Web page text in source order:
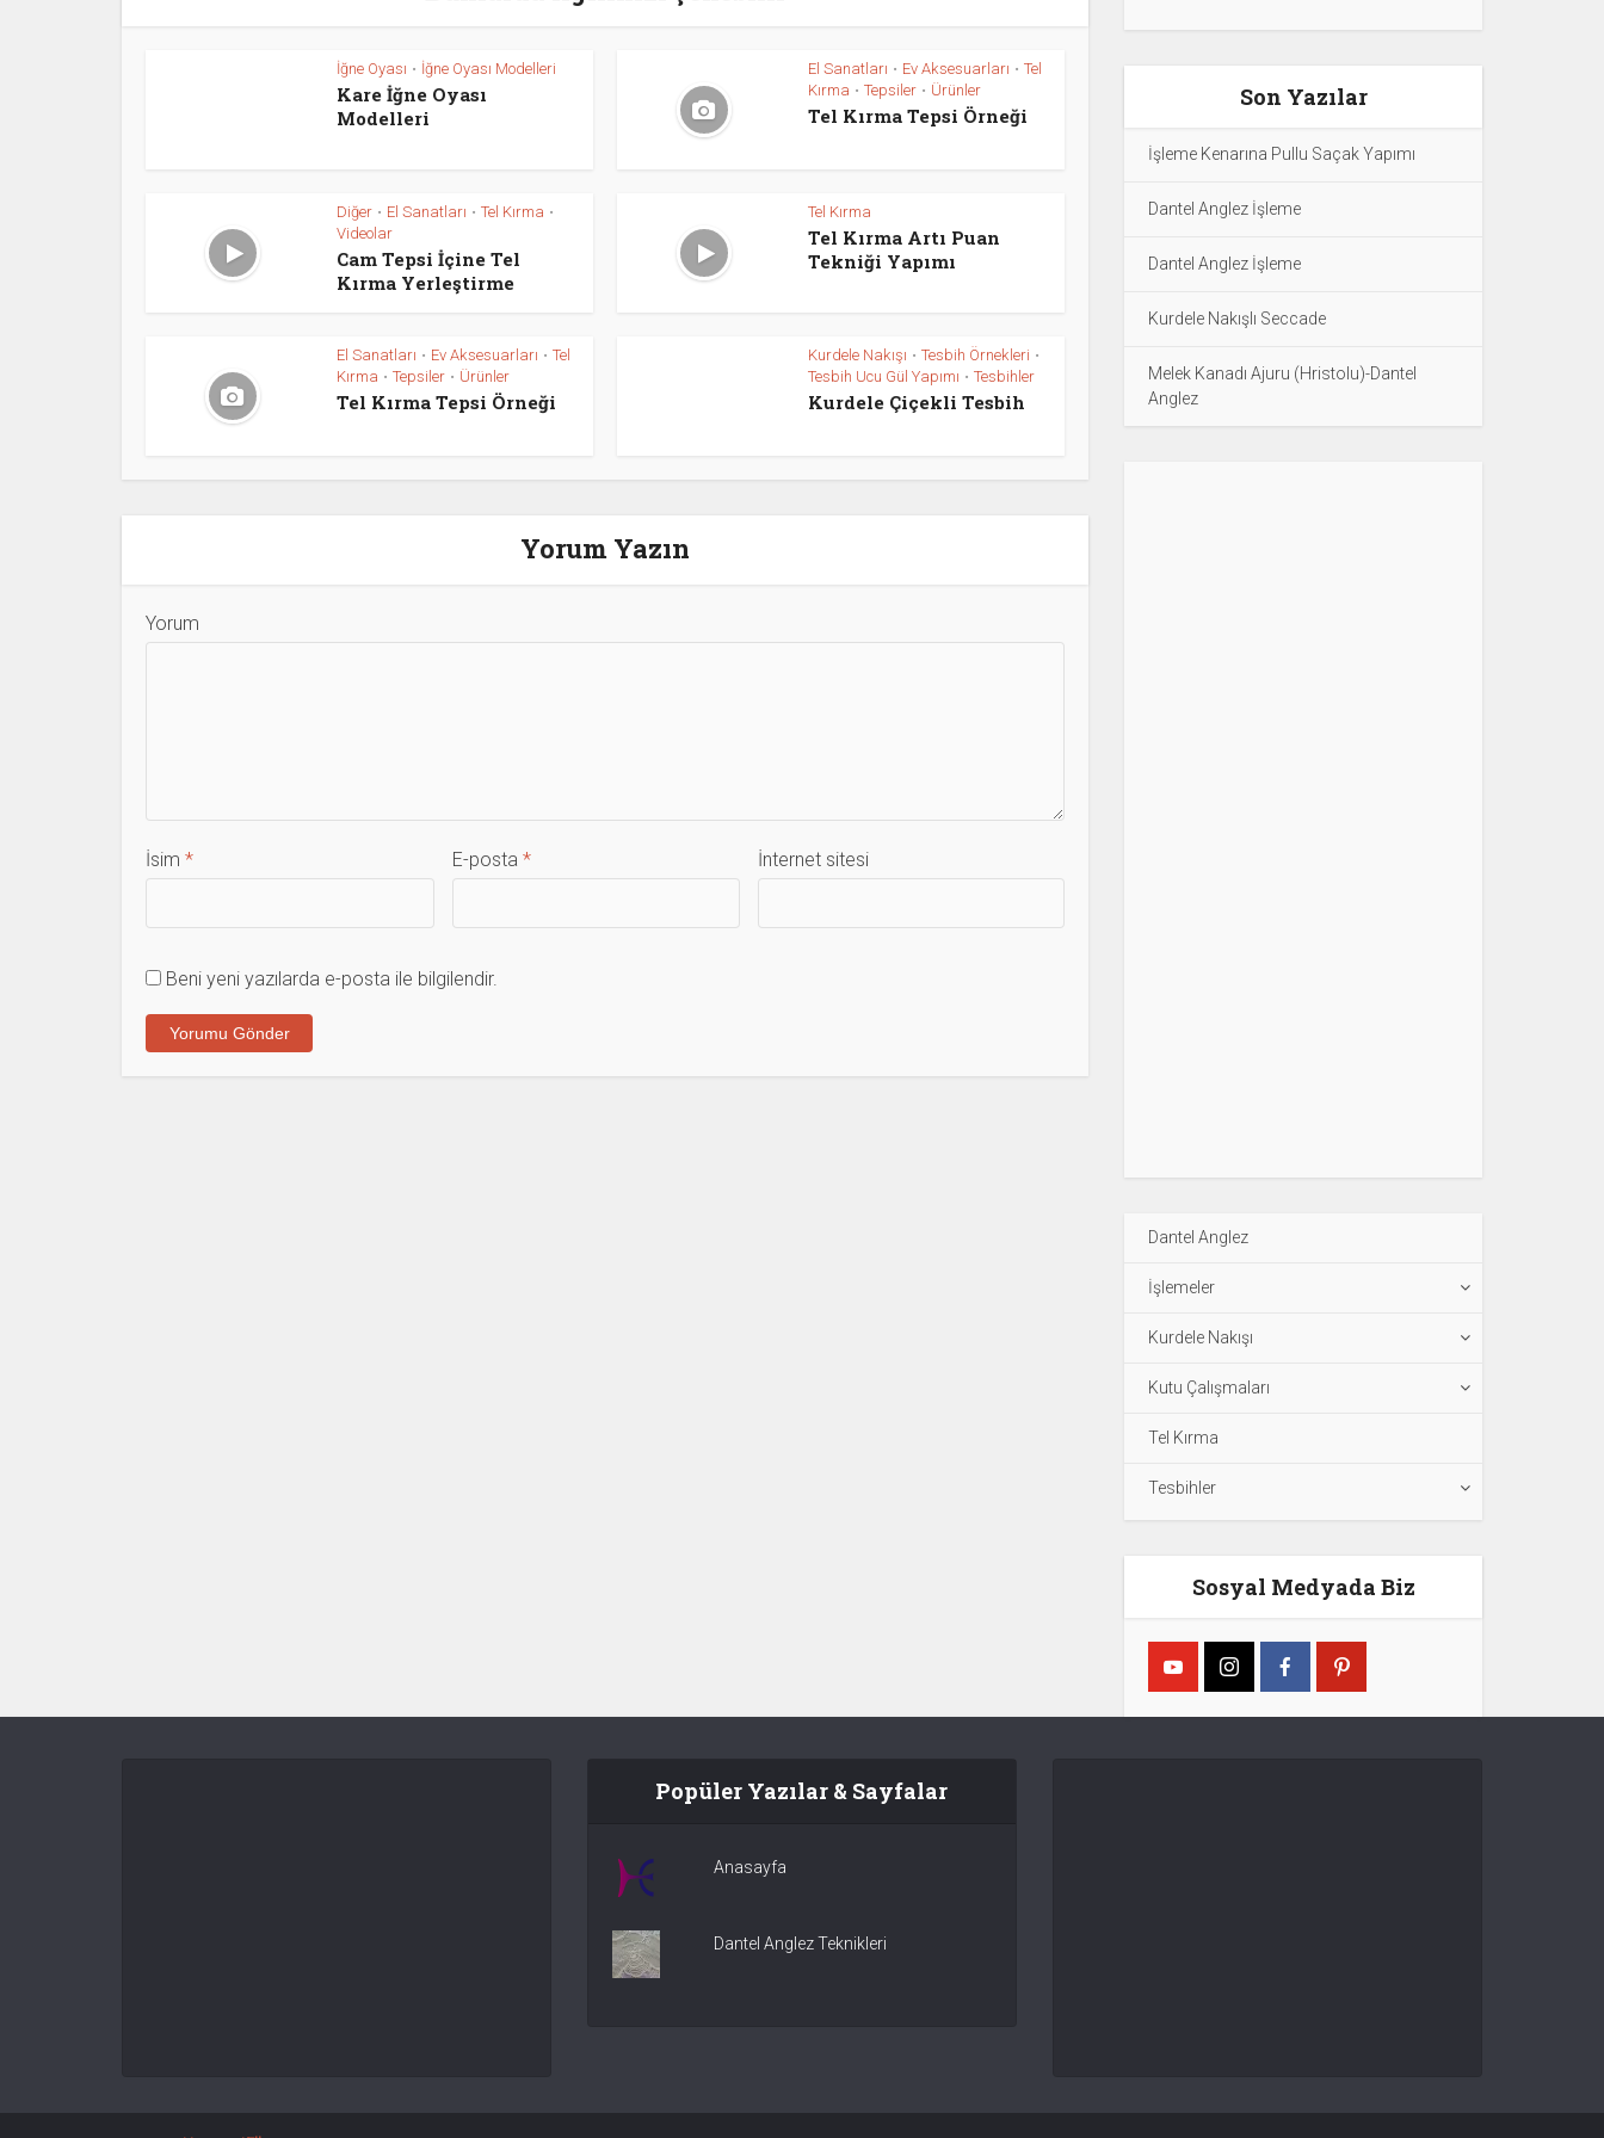
İğne Oyası • İğne Oyası Modelleri
Kare İğne Oyası
Modelleri
El Sanatları • Ev Aksesuarları • Tel
Kırma • Tepsiler • Ürünler
Tel Kırma Tepsi Örneği
Diğer • El Sanatları • Tel Kırma •
Videolar
Cam Tepsi İçine Tel
Kırma Yerleştirme
Tel Kırma
Tel Kırma Artı Puan
Tekniği Yapımı
El Sanatları • Ev Aksesuarları • Tel
Kırma • Tepsiler • Ürünler
Tel Kırma Tepsi Örneği
Kurdele Nakışı • Tesbih Örnekleri •
Tesbih Ucu Gül Yapımı • Tesbihler
Kurdele Çiçekli Tesbih
Yorum Yazın
Yorum
İsim * E-posta * İnternet sitesi
Beni yeni yazılarda e-posta ile bilgilendir.
Son Yazılar
İşleme Kenarına Pullu Saçak Yapımı
Dantel Anglez İşleme
Dantel Anglez İşleme
Kurdele Nakışlı Seccade
Melek Kanadı Ajuru (Hristolu)-Dantel
Anglez
Dantel Anglez
İşlemeler
Kurdele Nakışı
Kutu Çalışmaları
Tel Kırma
Tesbihler
Sosyal Medyada Biz
Popüler Yazılar & Sayfalar
Anasayfa
Dantel Anglez Teknikleri